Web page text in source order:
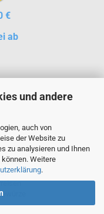
und andere
auch von
der Website zu
zu analysieren und Ihnen
Weitere
.
€
ab